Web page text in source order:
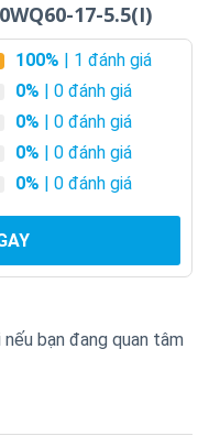
17-5.5(I)
100% | 1 đánh giá
0% | 0 đánh giá
0% | 0 đánh giá
0% | 0 đánh giá
0% | 0 đánh giá
bạn đang quan tâm